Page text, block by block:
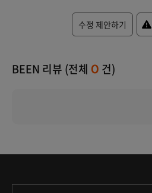
수정 제안하기
BEEN 리뷰 (전체 0 건)